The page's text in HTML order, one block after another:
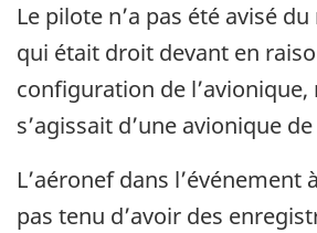
Le pilote n’a pas été avisé
qui était droit devant en
configuration de l’avionique,
s’agissait d’une avionique
L’aéronef dans l’événement
pas tenu d’avoir des